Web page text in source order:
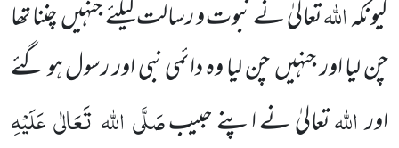
کیونکہاللہتعالیٰ نے نبوت و رسالت کیلئے جنہیںچننا تھا
چن لیا اور جنہیںچن لیا وہ دائمی نبی اور رسول ہو گئے
اوراللہتعالیٰ نے اپنے حبیبصَلَّی اللہ تَعَالٰیعَلَیْہِ